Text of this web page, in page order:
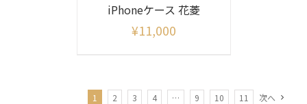
iPhoneケース 花菱
¥11,000
1 2 3 4 … 9 10 11 次へ